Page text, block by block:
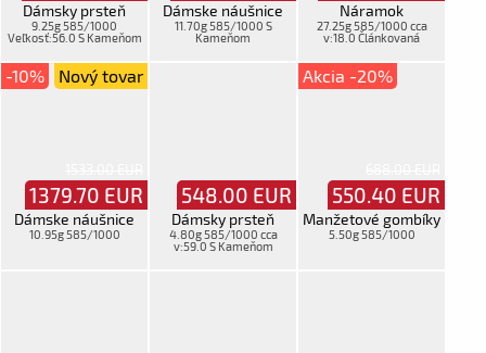
Dámsky prsteň
9.25g 585/1000
Veľkosť:56.0 S Kameňom
Dámske náušnice
11.70g 585/1000 S
Kameňom
Náramok
27.25g 585/1000 cca
v:18.0 Článkovaná
-10%
1379.70 EUR
Nový tovar
Dámske náušnice
10.95g 585/1000
548.00 EUR
Dámsky prsteň
4.80g 585/1000 cca
v:59.0 S Kameňom
Akcia -20%
550.40 EUR
Manžetové gombíky
5.50g 585/1000